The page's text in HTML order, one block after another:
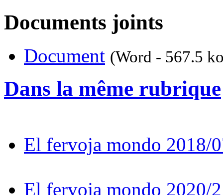
Documents joints
Document (Word - 567.5
Dans la même rubrique
El fervoja mondo 2018/
El fervoja mondo 2020/2